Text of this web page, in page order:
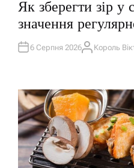
У
Л
І
У
В
Як зберегти зір у
значення
6 Серпня 2026А
Король